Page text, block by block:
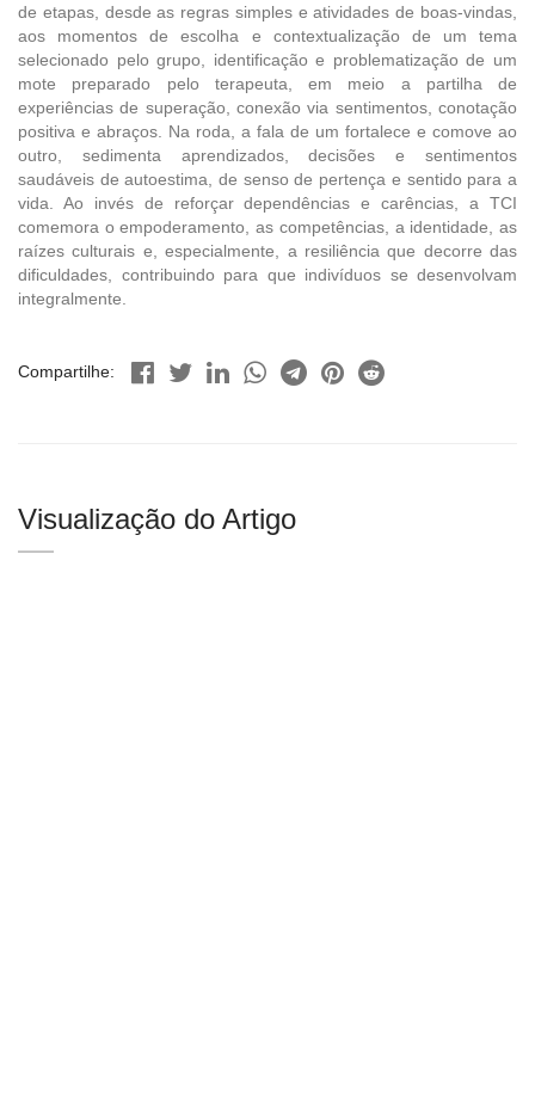
de etapas, desde as regras simples e atividades de boas-vindas,
aos momentos de escolha e contextualização de um tema
selecionado pelo grupo, identificação e problematização de um
mote preparado pelo terapeuta, em meio a partilha de
experiências de superação, conexão via sentimentos, conotação
positiva e abraços. Na roda, a fala de um fortalece e comove ao
outro, sedimenta aprendizados, decisões e sentimentos
saudáveis de autoestima, de senso de pertença e sentido para a
vida. Ao invés de reforçar dependências e carências, a TCI
comemora o empoderamento, as competências, a identidade, as
raízes culturais e, especialmente, a resiliência que decorre das
dificuldades, contribuindo para que indivíduos se desenvolvam
integralmente.
Compartilhe:
Visualização do Artigo